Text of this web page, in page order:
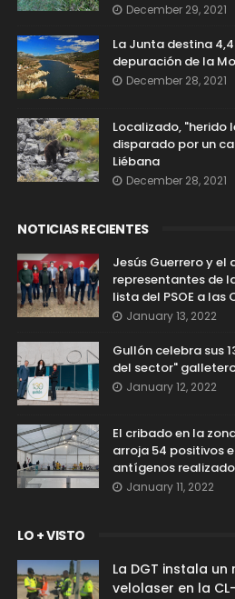
December 29, 2021
La Junta destina
depuración de la
December 28, 2021
Localizado, "herido
disparado por un
Liébana
December 28, 2021
NOTICIAS RECIENTES
Jesús Guerrero y el
representantes de
lista del PSOE a las
January 13, 2022
Gullón celebra sus
del sector"
January 12, 2022
El cribado en la
arroja 54 positivos
antígenos
January 11, 2022
LO + VISTO
La DGT instala
velolaser en la